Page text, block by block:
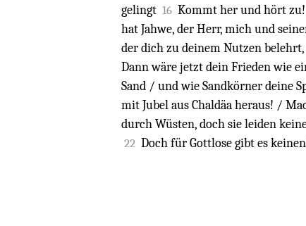
gelingt 16 Kommt her und hört
hat Jahwe, der Herr, mich und
der dich zu deinem Nutzen
Dann wäre jetzt dein Frieden wie
Sand / und wie Sandkörner deine
mit Jubel aus Chaldäa heraus! /
durch Wüsten, doch sie leiden
22 Doch für Gottlose gibt es